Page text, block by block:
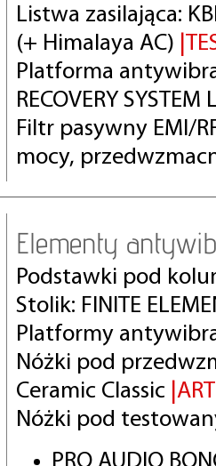
Listwa zasilająca:
(+ Himalaya AC)
Platforma
RECOVERY
Filtr pasywny EMI/
mocy,
Elementy
Podstawki pod
Stolik: FINITE
Platformy
Nóżki pod
Ceramic Classic
Nóżki pod